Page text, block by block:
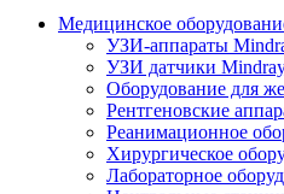
Медицинское
УЗИ-аппараты
УЗИ датчики
Оборудование для
Рентгеновские
Реанимационное
Хирургическое
Лабораторное